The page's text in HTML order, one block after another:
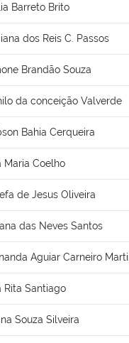
Barreto Brito
dos Reis C. Passos
Brandão Souza
da conceição Valverde
Bahia Cerqueira
Maria Coelho
de Jesus Oliveira
das Neves Santos
Aguiar Carneiro
Rita Santiago
Souza Silveira